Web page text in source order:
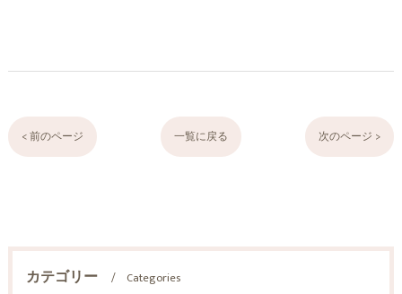
< 前のページ 一覧に戻る 次のページ >
カテゴリー
Categories